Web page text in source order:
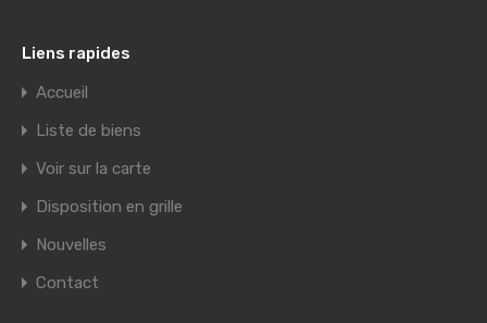
Liens rapides
Accueil
Liste de biens
Voir sur la carte
Disposition en grille
Nouvelles
Contact